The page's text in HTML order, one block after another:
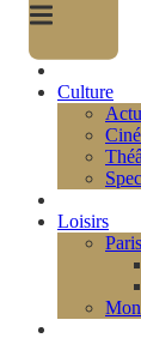
Culture
Loisirs
Paris